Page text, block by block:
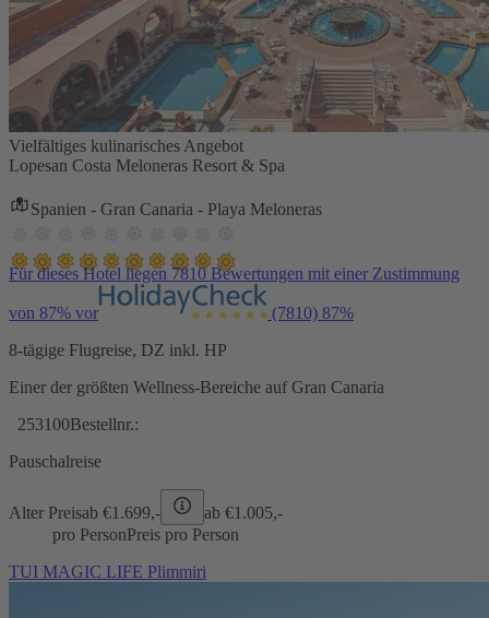
Vielfältiges kulinarisches Angebot
Lopesan Costa Meloneras Resort & Spa
Spanien - Gran Canaria - Playa Meloneras
Für dieses Hotel liegen 7810 Bewertungen mit einer Zustimmung
von 87% vor (7810) 87%
8-tägige Flugreise, DZ inkl. HP
Einer der größten Wellness-Bereiche auf Gran Canaria
253100Bestellnr.:
Pauschalreise
Alter Preisab €1.699,- ab €1.005,-
pro PersonPreis pro Person
TUI MAGIC LIFE Plimmiri